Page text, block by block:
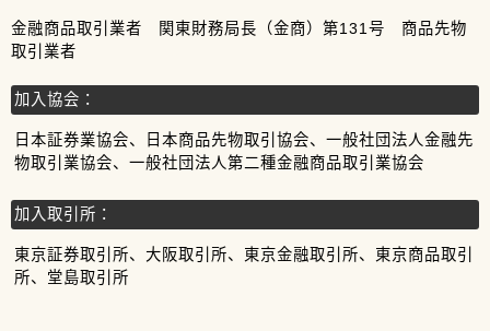
金融商品取引業者 関東財務局長（金商）第131号 商品先物
取引業者
加入協会：
日本証券業協会、日本商品先物取引協会、一般社団法人金融先
物取引業協会、一般社団法人第二種金融商品取引業協会
加入取引所：
東京証券取引所、大阪取引所、東京金融取引所、東京商品取引
所、堂島取引所